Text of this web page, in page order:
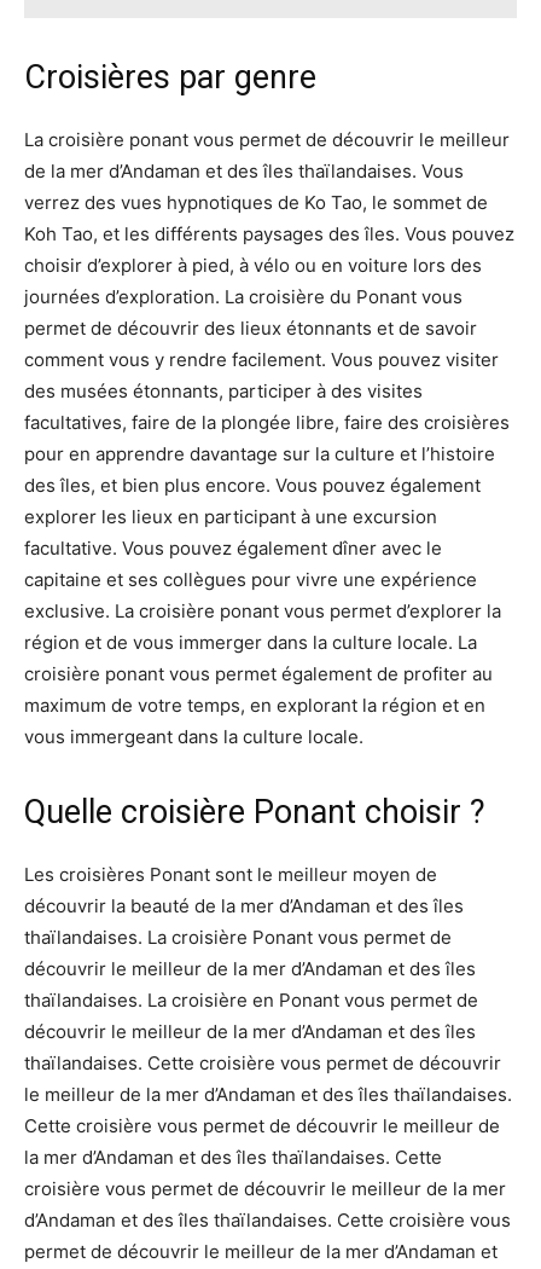
Croisières par genre
La croisière ponant vous permet de découvrir le meilleur
de la mer d’Andaman et des îles thaïlandaises. Vous
verrez des vues hypnotiques de Ko Tao, le sommet de
Koh Tao, et les différents paysages des îles. Vous pouvez
choisir d’explorer à pied, à vélo ou en voiture lors des
journées d’exploration. La croisière du Ponant vous
permet de découvrir des lieux étonnants et de savoir
comment vous y rendre facilement. Vous pouvez visiter
des musées étonnants, participer à des visites
facultatives, faire de la plongée libre, faire des croisières
pour en apprendre davantage sur la culture et l’histoire
des îles, et bien plus encore. Vous pouvez également
explorer les lieux en participant à une excursion
facultative. Vous pouvez également dîner avec le
capitaine et ses collègues pour vivre une expérience
exclusive. La croisière ponant vous permet d’explorer la
région et de vous immerger dans la culture locale. La
croisière ponant vous permet également de profiter au
maximum de votre temps, en explorant la région et en
vous immergeant dans la culture locale.
Quelle croisière Ponant choisir ?
Les croisières Ponant sont le meilleur moyen de
découvrir la beauté de la mer d’Andaman et des îles
thaïlandaises. La croisière Ponant vous permet de
découvrir le meilleur de la mer d’Andaman et des îles
thaïlandaises. La croisière en Ponant vous permet de
découvrir le meilleur de la mer d’Andaman et des îles
thaïlandaises. Cette croisière vous permet de découvrir
le meilleur de la mer d’Andaman et des îles thaïlandaises.
Cette croisière vous permet de découvrir le meilleur de
la mer d’Andaman et des îles thaïlandaises. Cette
croisière vous permet de découvrir le meilleur de la mer
d’Andaman et des îles thaïlandaises. Cette croisière vous
permet de découvrir le meilleur de la mer d’Andaman et